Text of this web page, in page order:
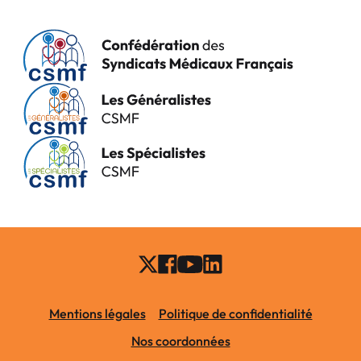
Mentions légales
Politique de confidentialité
Nos coordonnées